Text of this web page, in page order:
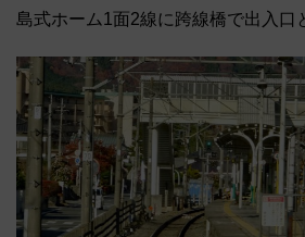
島式ホーム1面2線に跨線橋で出入口